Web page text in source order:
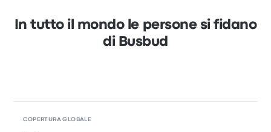
In tutto il mondo le persone si fidano
di Busbud
COPERTURA GLOBALE